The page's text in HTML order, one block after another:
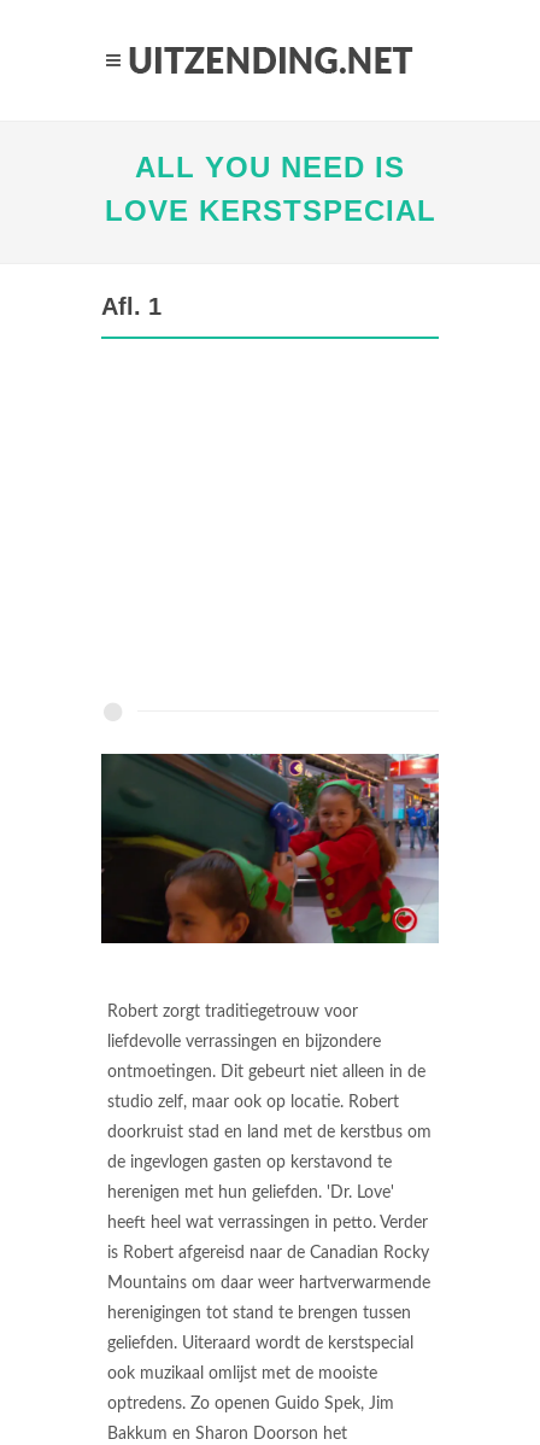
ALL YOU NEED IS
LOVE KERSTSPECIAL
Afl. 1
Robert zorgt traditiegetrouw voor
liefdevolle verrassingen en bijzondere
ontmoetingen. Dit gebeurt niet alleen in de
studio zelf, maar ook op locatie. Robert
doorkruist stad en land met de kerstbus om
de ingevlogen gasten op kerstavond te
herenigen met hun geliefden. 'Dr. Love'
heeft heel wat verrassingen in petto. Verder
is Robert afgereisd naar de Canadian Rocky
Mountains om daar weer hartverwarmende
herenigingen tot stand te brengen tussen
geliefden. Uiteraard wordt de kerstspecial
ook muzikaal omlijst met de mooiste
optredens. Zo openen Guido Spek, Jim
Bakkum en Sharon Doorson het